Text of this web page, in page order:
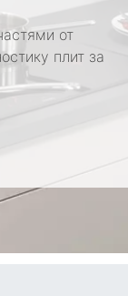
от
плит за